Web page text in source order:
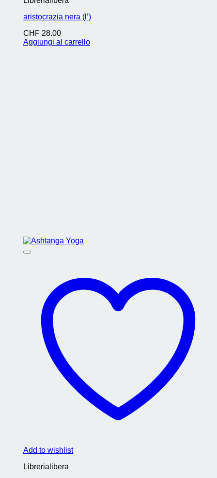
aristocrazia nera (l’)
CHF 28.00
Aggiungi al carrello
Add to wishlist
Librerialibera